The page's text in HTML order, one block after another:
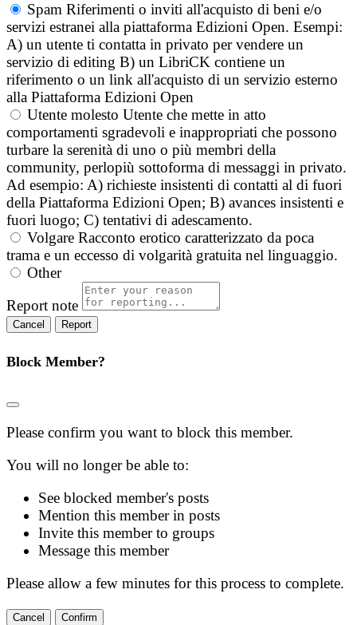
Spam Riferimenti o inviti all'acquisto di beni e/o
servizi estranei alla piattaforma Edizioni Open. Esempi:
A) un utente ti contatta in privato per vendere un
servizio di editing B) un LibriCK contiene un
riferimento o un link all'acquisto di un servizio esterno
alla Piattaforma Edizioni Open
Utente molesto Utente che mette in atto
comportamenti sgradevoli e inappropriati che possono
turbare la serenità di uno o più membri della
community, perlopiù sottoforma di messaggi in privato.
Ad esempio: A) richieste insistenti di contatti al di fuori
della Piattaforma Edizioni Open; B) avances insistenti e
fuori luogo; C) tentativi di adescamento.
Volgare Racconto erotico caratterizzato da poca
trama e un eccesso di volgarità gratuita nel linguaggio.
Other
Report note
Report
Block Member?
Please confirm you want to block this member.
You will no longer be able to:
See blocked member's posts
Mention this member in posts
Invite this member to groups
Message this member
Please allow a few minutes for this process to complete.
Confirm